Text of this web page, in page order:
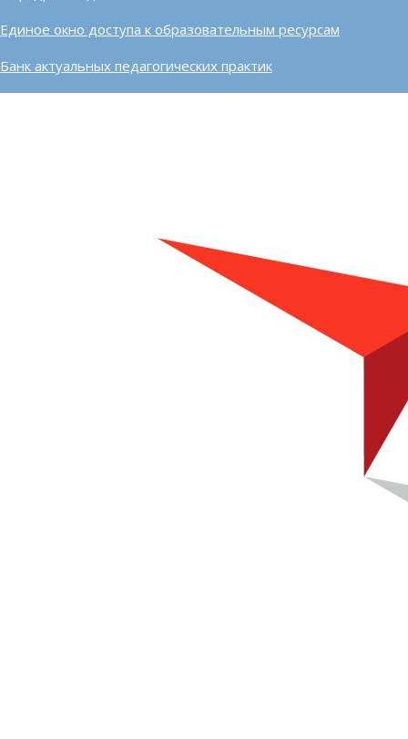
Единое окно доступа к образовательным ресурсам
Банк актуальных педагогических практик